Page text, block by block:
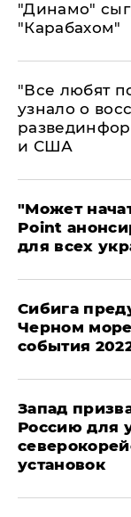
"Динамо"
"Карабахом"
​"Все любят
узнало о
и США
"Может
Point
для всех
Сибига
Черном море
события
Запад
Россию для
установок